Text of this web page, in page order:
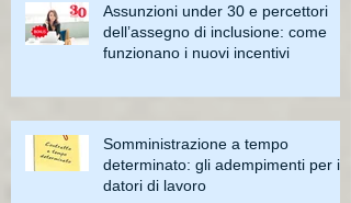
Assunzioni under 30 e percettori
dell’assegno di inclusione: come
funzionano i nuovi incentivi
Somministrazione a tempo
determinato: gli adempimenti per i
datori di lavoro